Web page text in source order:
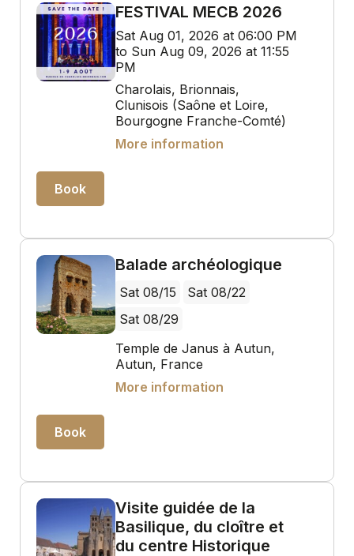
FESTIVAL MECB 2026
Sat Aug 01, 2026 at 06:00 PM
to Sun Aug 09, 2026 at 11:55
PM
Charolais, Brionnais,
Clunisois (Saône et Loire,
Bourgogne Franche-Comté)
More information
Book
Balade archéologique
Sat 08/15
Sat 08/22
Sat 08/29
Temple de Janus à Autun,
Autun, France
More information
Book
Visite guidée de la
Basilique, du cloître et
du centre Historique